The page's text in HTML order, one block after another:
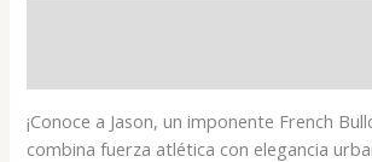
¡Conoce a Jason, un imponente French
combina fuerza atlética con elegancia